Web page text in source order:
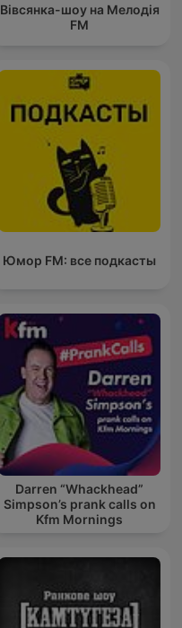
Вівсянка-шоу на Мелодія
FM
Юмор FM: все подкасты
Darren “Whackhead”
Simpson’s prank calls on
Kfm Mornings